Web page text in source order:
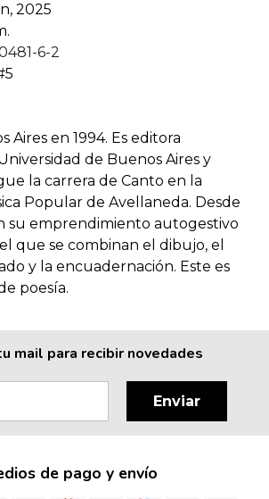
2025
6-2
Aires en 1994. Es editora
de Buenos Aires y
la carrera de Canto en la
Popular de Avellaneda. Desde
su emprendimiento autogestivo
que se combinan el dibujo, el
y la encuadernación. Este es
poesía.
mail para recibir novedades
Enviar
de pago y envío